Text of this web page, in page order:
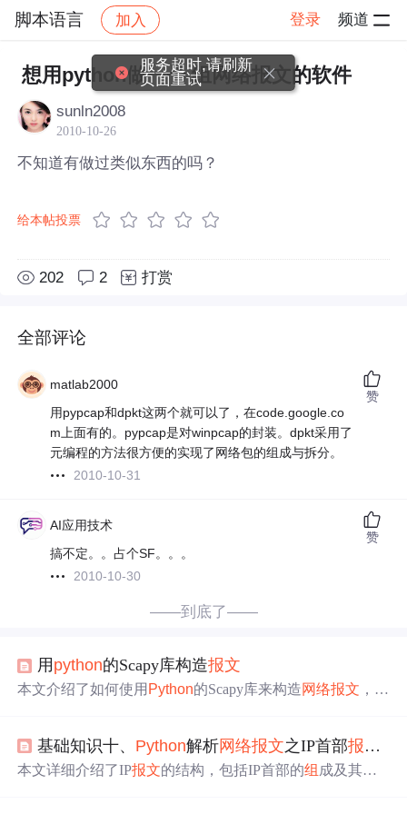
脚本语言 加入 登录 频道
社区 脚本语言 帖子详情
想用python做一个 组网络报文的软件
sunln2008
2010-10-26
不知道有做过类似东西的吗？
给本帖投票
202 2 打赏
全部评论
matlab2000
用pypcap和dpkt这两个就可以了，在code.google.co
m上面有的。pypcap是对winpcap的封装。dpkt采用了
元编程的方法很方便的实现了网络包的组成与拆分。
2010-10-31
赞
AI应用技术
搞不定。。占个SF。。。
2010-10-30
赞
——到底了——
用 python的Scapy库构造报文
本文介绍了如何使用 Python的Scapy库来构造网络报文 ，包
用Wireshark和命令行工具进行分析。内容涵盖了二进制、
地址和协议的相关知识，如MAC、CRC、IP、UDP、TC
基础知识十、 Python解析网络报文之IP首部报文
本文详细介绍了IP报文的结构，包括IP首部的组 成及其在
服务超时,请刷新
页面重试